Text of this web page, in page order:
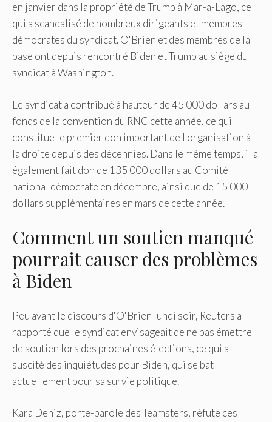
en janvier dans la propriété de Trump à Mar-a-Lago, ce
qui a scandalisé de nombreux dirigeants et membres
démocrates du syndicat. O'Brien et des membres de la
base ont depuis rencontré Biden et Trump au siège du
syndicat à Washington.
Le syndicat a contribué à hauteur de 45 000 dollars au
fonds de la convention du RNC cette année, ce qui
constitue le premier don important de l'organisation à
la droite depuis des décennies. Dans le même temps, il a
également fait don de 135 000 dollars au Comité
national démocrate en décembre, ainsi que de 15 000
dollars supplémentaires en mars de cette année.
Comment un soutien manqué
pourrait causer des problèmes
à Biden
Peu avant le discours d'O'Brien lundi soir, Reuters a
rapporté que le syndicat envisageait de ne pas émettre
de soutien lors des prochaines élections, ce qui a
suscité des inquiétudes pour Biden, qui se bat
actuellement pour sa survie politique.
Kara Deniz, porte-parole des Teamsters, réfute ces